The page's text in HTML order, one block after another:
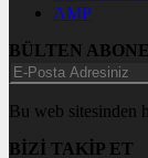
AMP
BÜLTEN
Bu web sitesinden
BİZİ TAKİP ET